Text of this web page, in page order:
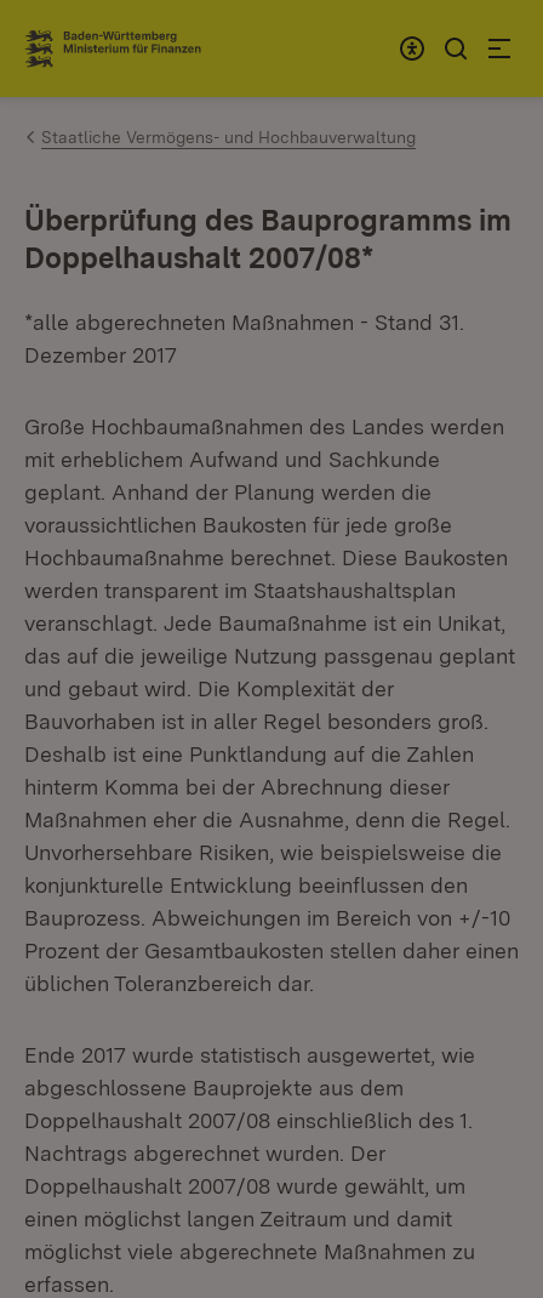
Zum Inhalt springen
Link zur Startseite
Staatliche Vermögens- und Hochbauverwaltung
Überprüfung des Bauprogramms im
Doppelhaushalt 2007/08*
*alle abgerechneten Maßnahmen - Stand 31.
Dezember 2017
Große Hochbaumaßnahmen des Landes werden
mit erheblichem Aufwand und Sachkunde
geplant. Anhand der Planung werden die
voraussichtlichen Baukosten für jede große
Hochbaumaßnahme berechnet. Diese Baukosten
werden transparent im Staatshaushaltsplan
veranschlagt. Jede Baumaßnahme ist ein Unikat,
das auf die jeweilige Nutzung passgenau geplant
und gebaut wird. Die Komplexität der
Bauvorhaben ist in aller Regel besonders groß.
Deshalb ist eine Punktlandung auf die Zahlen
hinterm Komma bei der Abrechnung dieser
Maßnahmen eher die Ausnahme, denn die Regel.
Unvorhersehbare Risiken, wie beispielsweise die
konjunkturelle Entwicklung beeinflussen den
Bauprozess. Abweichungen im Bereich von +/-10
Prozent der Gesamtbaukosten stellen daher einen
üblichen Toleranzbereich dar.
Ende 2017 wurde statistisch ausgewertet, wie
abgeschlossene Bauprojekte aus dem
Doppelhaushalt 2007/08 einschließlich des 1.
Nachtrags abgerechnet wurden. Der
Doppelhaushalt 2007/08 wurde gewählt, um
einen möglichst langen Zeitraum und damit
möglichst viele abgerechnete Maßnahmen zu
erfassen.